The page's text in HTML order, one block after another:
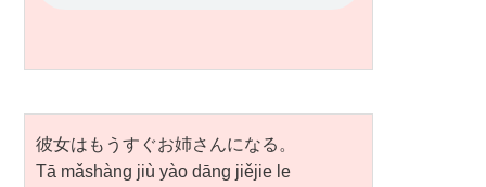
彼女はもうすぐお姉さんになる。
Tā mǎshàng jiù yào dāng jiějie le